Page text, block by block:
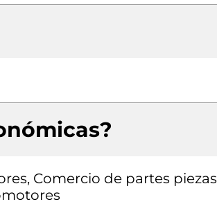
Comercio de partes piezas